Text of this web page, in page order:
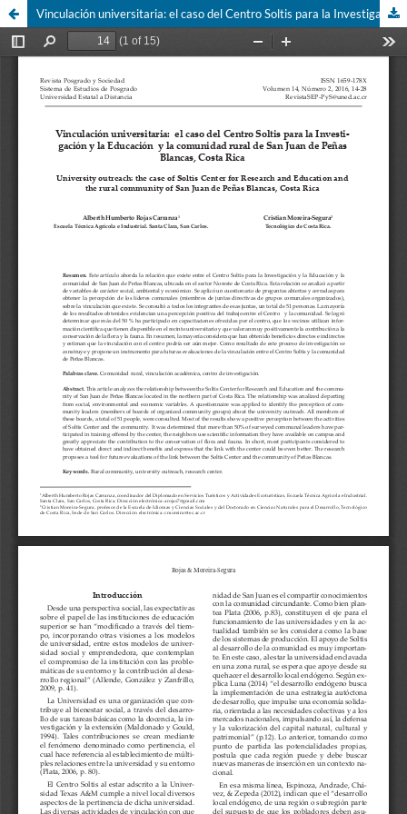
Vinculación universitaria: el caso del Centro Soltis para la Investigación y la Educación y la comunidad rural de San Juan de Peñas Blancas, Costa Rica